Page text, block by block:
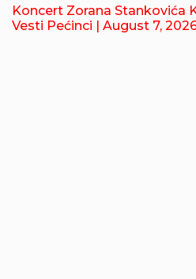
Koncert Zorana Stankovića
Vesti Pećinci | August 7,